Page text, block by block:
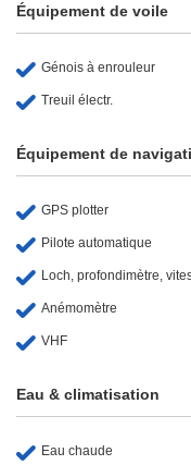
Équipement de voile
Génois à enrouleur
Treuil électr.
Équipement de
GPS plotter
Pilote automatique
Loch, profondimètre,
Anémomètre
VHF
Eau & climatisation
Eau chaude